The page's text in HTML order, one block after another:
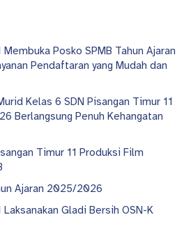
Posko SPMB Tahun Ajaran
Pendaftaran yang Mudah dan
Kelas 6 SDN Pisangan Timur 11
Berlangsung Penuh Kehangatan
Timur 11 Produksi Film
Ajaran 2025/2026
Laksanakan Gladi Bersih OSN-K